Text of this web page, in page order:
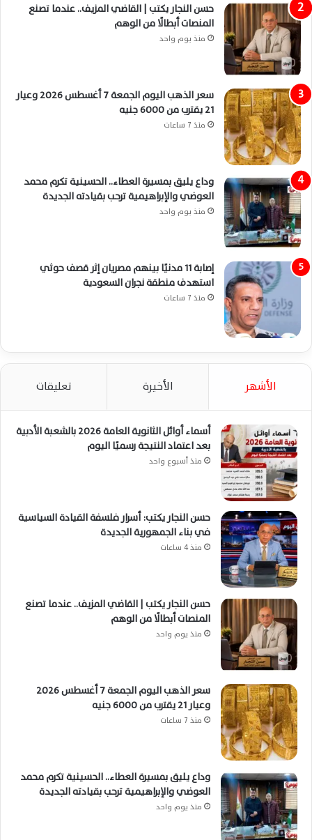
حسن النجار يكتب | القاضي المزيف.. عندما تصنع
المنصات أبطالًا من الوهم
منذ يوم واحد
سعر الذهب اليوم الجمعة 7 أغسطس 2026 وعيار
21 يقترب من 6000 جنيه
منذ 7 ساعات
وداع يليق بمسيرة العطاء.. الحسينية تكرم محمد
العوضي والإبراهيمية ترحب بقيادته الجديدة
منذ يوم واحد
إصابة 11 مدنيًا بينهم مصريان إثر قصف حوثي
استهدف منطقة نجران السعودية
منذ 7 ساعات
الأشهر الأخيرة تعليقات
أسماء أوائل الثانوية العامة 2026 بالشعبة الأدبية
بعد اعتماد النتيجة رسميًا اليوم
منذ أسبوع واحد
حسن النجار يكتب: أسرار فلسفة القيادة السياسية
في بناء الجمهورية الجديدة
منذ 4 ساعات
حسن النجار يكتب | القاضي المزيف.. عندما تصنع
المنصات أبطالًا من الوهم
منذ يوم واحد
سعر الذهب اليوم الجمعة 7 أغسطس 2026
وعيار 21 يقترب من 6000 جنيه
منذ 7 ساعات
وداع يليق بمسيرة العطاء.. الحسينية تكرم محمد
العوضي والإبراهيمية ترحب بقيادته الجديدة
منذ يوم واحد